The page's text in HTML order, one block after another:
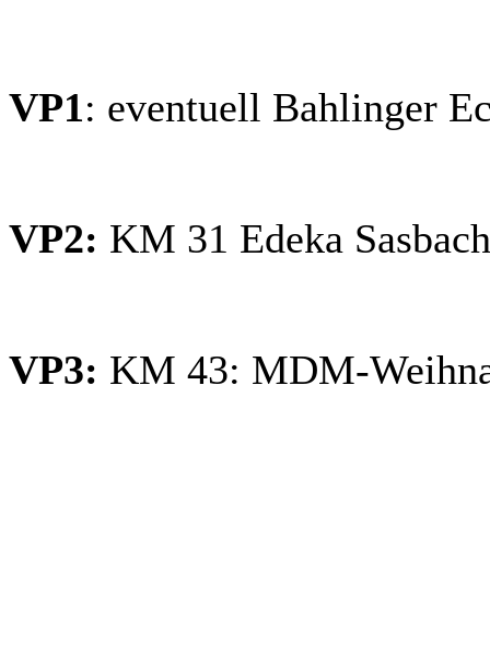
VP1: eventuell Bahlinger
VP2: KM 31 Edeka
VP3: KM 43: MDM-